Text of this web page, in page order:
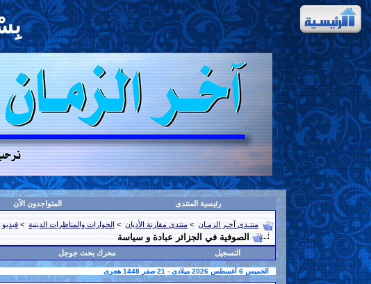
رئيسية المنتدى المتواجدون الآن
منتـدى آخـر الزمـان > منتدى مقارنة الأديان > الحوارات والمناظرات الدينية > فيديو
الصوفية في الجزائر عبادة و سياسة
التسجيل محرك بحث جوجل
الخميس 6 أغسطس 2026 ميلادى - 21 صفر 1448 هجرى